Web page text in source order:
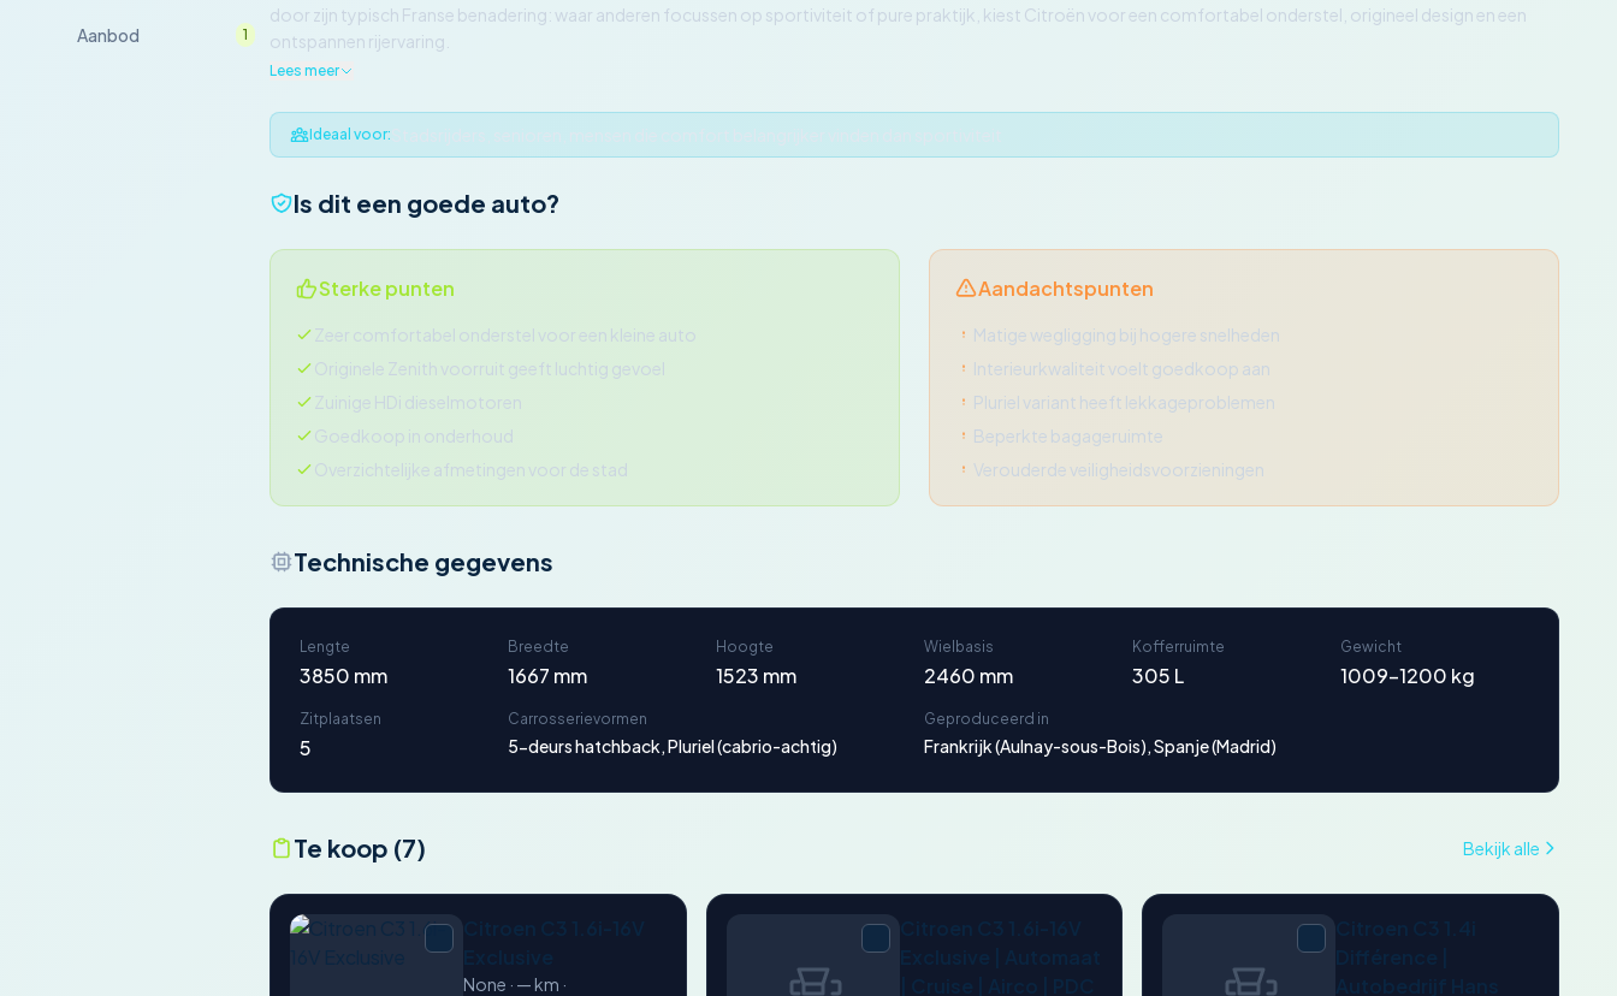
Aanbod 1
door zijn typisch Franse benadering: waar anderen focussen op sportiviteit of pure praktijk, kiest Citroën voor een comfortabel onderstel, origineel design en een
ontspannen rijervaring.
Lees meer
Ideaal voor:
Is dit een goede auto?
Sterke punten
Zeer comfortabel onderstel voor een kleine auto
Originele Zenith voorruit geeft luchtig gevoel
Zuinige HDi dieselmotoren
Goedkoop in onderhoud
Overzichtelijke afmetingen voor de stad
Aandachtspunten
Matige wegligging bij hogere snelheden
Interieurkwaliteit voelt goedkoop aan
Pluriel variant heeft lekkageproblemen
Beperkte bagageruimte
Verouderde veiligheidsvoorzieningen
Technische gegevens
Lengte
3850 mm
Breedte
1667 mm
Hoogte
1523 mm
Wielbasis
2460 mm
Kofferruimte
305 L
Gewicht
1009-1200 kg
Zitplaatsen
5
Carrosserievormen
5-deurs hatchback, Pluriel (cabrio-achtig)
Geproduceerd in
Frankrijk (Aulnay-sous-Bois), Spanje (Madrid)
Te koop (7) Bekijk alle
None · — km ·